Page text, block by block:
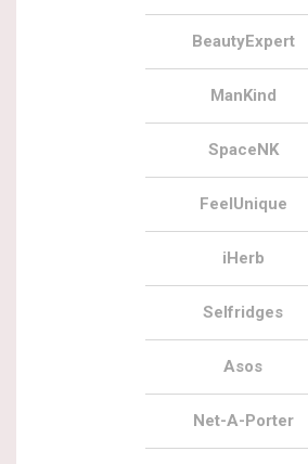
BeautyExpert
ManKind
SpaceNK
FeelUnique
iHerb
Selfridges
Asos
Net-A-Porter